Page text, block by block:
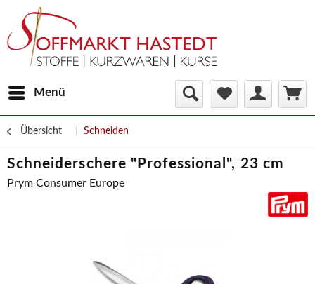
Menü
Übersicht Schneiden
Schneiderschere "Professional", 23 cm
Prym Consumer Europe